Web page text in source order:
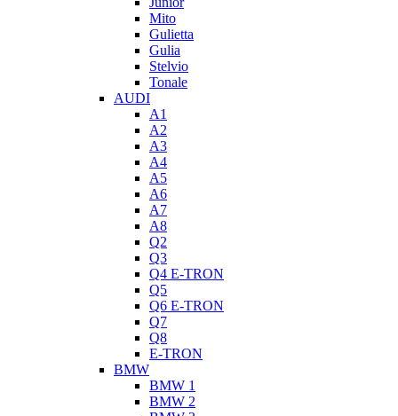
Mito
Gulietta
Gulia
Stelvio
Tonale
AUDI
A1
A2
A3
A4
A5
A6
A7
A8
Q2
Q3
Q4 E-TRON
Q5
Q6 E-TRON
Q7
Q8
E-TRON
BMW
BMW 1
BMW 2